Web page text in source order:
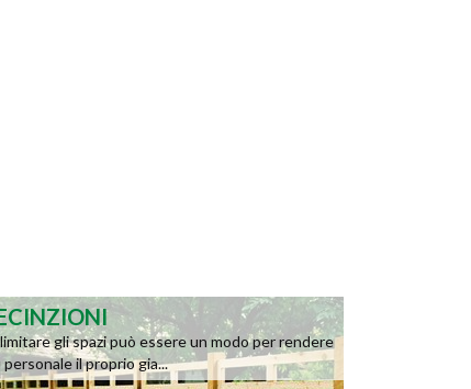
gli spazi può essere un modo per rendere
personale il proprio gia...